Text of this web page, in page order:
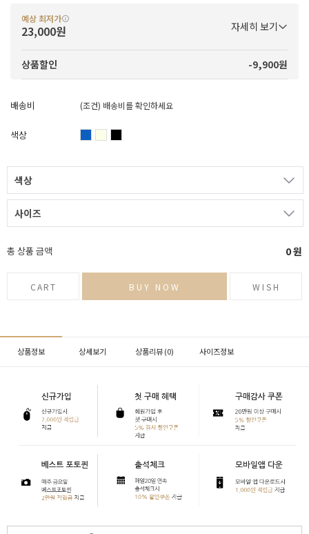
예상 최저가
23,000원 자세히 보기
상품할인 -9,900원
배송비 (조건) 배송비를 확인하세요
색상
색상
사이즈
총 상품 금액 0원
CART BUY NOW WISH
상품정보 상세보기 상품리뷰 (0) 사이즈정보